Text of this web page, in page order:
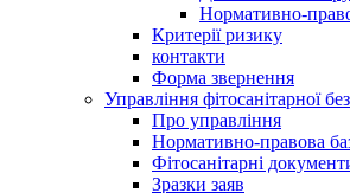
Нормативно-
Критерії ризику
контакти
Форма звернення
Управління фітосанітарної
Про управління
Нормативно-правова
Фітосанітарні
Зразки заяв